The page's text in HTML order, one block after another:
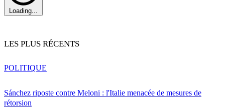
Loading...
LES PLUS RÉCENTS
Sánchez riposte contre Meloni : l'Italie menacée de mesures de
rétorsion
POLITIQUE